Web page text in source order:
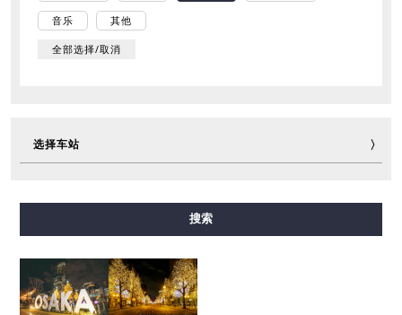
音乐 其他
全部选择/取消
选择车站
搜索